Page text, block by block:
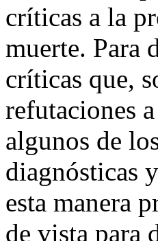
críticas a la
muerte. Para
críticas que,
refutaciones
algunos de
diagnósticas
esta manera
de vista para